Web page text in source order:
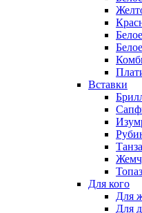
Вставки
Для кого
Для
Для